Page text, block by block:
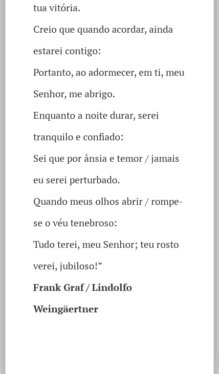
tua vitória.
Creio que quando acordar, ainda
estarei contigo:
Portanto, ao adormecer, em ti, meu
Senhor, me abrigo.
Enquanto a noite durar, serei
tranquilo e confiado:
Sei que por ânsia e temor / jamais
eu serei perturbado.
Quando meus olhos abrir / rompe-
se o véu tenebroso:
Tudo terei, meu Senhor; teu rosto
verei, jubiloso!”
Frank Graf / Lindolfo
Weingäertner